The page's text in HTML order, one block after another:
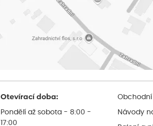
Otevírací doba:
Pondělí až sobota - 8:00 -
17:00
Návody